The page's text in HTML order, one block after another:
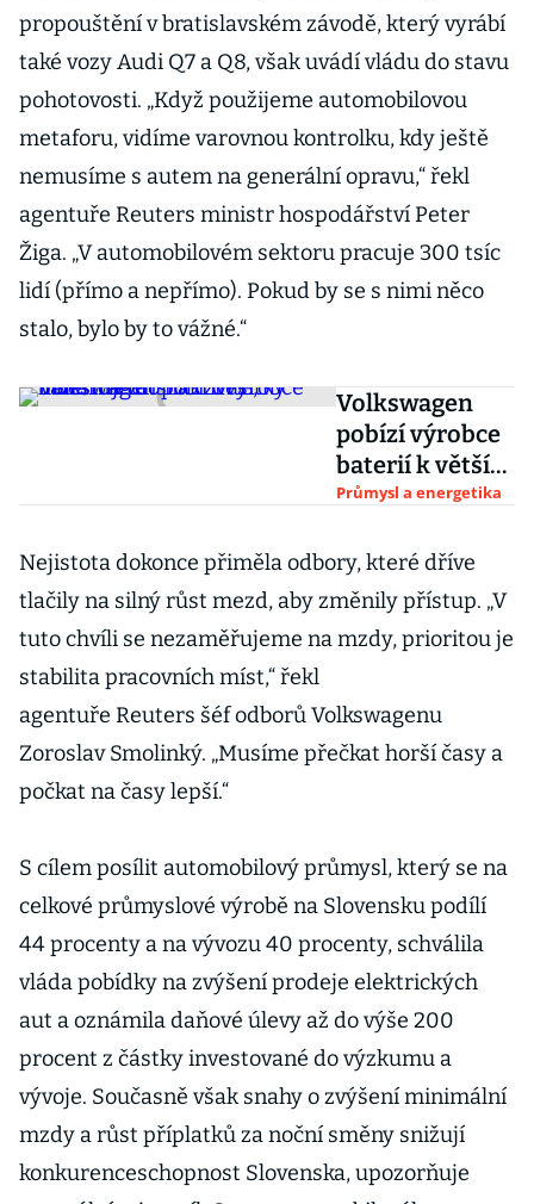
propouštění v bratislavském závodě, který vyrábí
také vozy Audi Q7 a Q8, však uvádí vládu do stavu
pohotovosti. „Když použijeme automobilovou
metaforu, vidíme varovnou kontrolku, kdy ještě
nemusíme s autem na generální opravu,“ řekl
agentuře Reuters ministr hospodářství Peter
Žiga. „V automobilovém sektoru pracuje 300 tsíc
lidí (přímo a nepřímo). Pokud by se s nimi něco
stalo, bylo by to vážné.“
Volkswagen
pobízí výrobce
baterií k větší
aktivitě,
nich desítky
miliard eur
Průmysl a energetika
Nejistota dokonce přiměla odbory, které dříve
tlačily na silný růst mezd, aby změnily přístup. „V
tuto chvíli se nezaměřujeme na mzdy, prioritou je
stabilita pracovních míst,“ řekl
agentuře Reuters šéf odborů Volkswagenu
Zoroslav Smolinký. „Musíme přečkat horší časy a
počkat na časy lepší.“
S cílem posílit automobilový průmysl, který se na
celkové průmyslové výrobě na Slovensku podílí
44 procenty a na vývozu 40 procenty, schválila
vláda pobídky na zvýšení prodeje elektrických
aut a oznámila daňové úlevy až do výše 200
procent z částky investované do výzkumu a
vývoje. Současně však snahy o zvýšení minimální
mzdy a růst příplatků za noční směny snižují
konkurenceschopnost Slovenska, upozorňuje